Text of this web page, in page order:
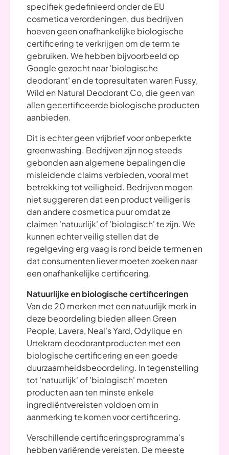
specifiek gedefinieerd onder de EU
cosmetica verordeningen, dus bedrijven
hoeven geen onafhankelijke biologische
certificering te verkrijgen om de term te
gebruiken. We hebben bijvoorbeeld op
Google gezocht naar 'biologische
deodorant' en de topresultaten waren Fussy,
Wild en Natural Deodorant Co, die geen van
allen gecertificeerde biologische producten
aanbieden.
Dit is echter geen vrijbrief voor onbeperkte
greenwashing. Bedrijven zijn nog steeds
gebonden aan algemene bepalingen die
misleidende claims verbieden, vooral met
betrekking tot veiligheid. Bedrijven mogen
niet suggereren dat een product veiliger is
dan andere cosmetica puur omdat ze
claimen 'natuurlijk' of 'biologisch' te zijn. We
kunnen echter veilig stellen dat de
regelgeving erg vaag is rond beide termen en
dat consumenten liever moeten zoeken naar
een onafhankelijke certificering.
Natuurlijke en biologische certificeringen
Van de 20 merken met een natuurlijk merk in
deze beoordeling bieden alleen Green
People, Lavera, Neal's Yard, Odylique en
Urtekram deodorantproducten met een
biologische certificering en een goede
duurzaamheidsbeoordeling. In tegenstelling
tot 'natuurlijk' of 'biologisch' moeten
producten aan ten minste enkele
ingrediëntvereisten voldoen om in
aanmerking te komen voor certificering.
Verschillende certificeringsprogramma's
hebben variërende vereisten. De meeste